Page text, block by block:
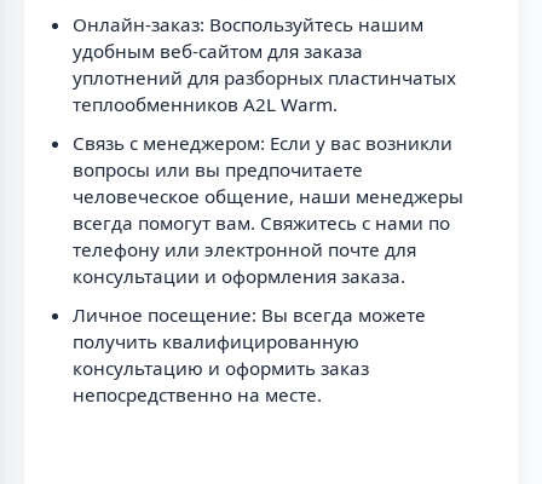
Онлайн-заказ: Воспользуйтесь нашим
удобным веб-сайтом для заказа
уплотнений для разборных пластинчатых
теплообменников A2L Warm.
Связь с менеджером: Если у вас возникли
вопросы или вы предпочитаете
человеческое общение, наши менеджеры
всегда помогут вам. Свяжитесь с нами по
телефону или электронной почте для
консультации и оформления заказа.
Личное посещение: Вы всегда можете
получить квалифицированную
консультацию и оформить заказ
непосредственно на месте.